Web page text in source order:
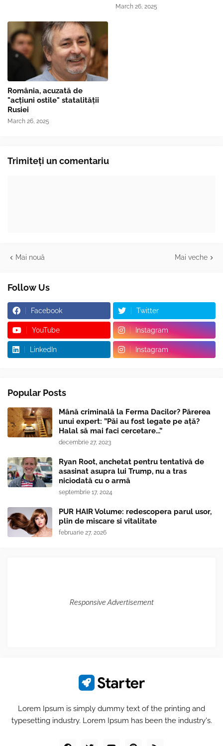
March 26, 2025
România, acuzată de
"acțiuni ostile" statalității
Rusiei
March 26, 2025
Trimiteți un comentariu
Mai nouă Mai veche
Follow Us
Facebook Twitter
YouTube Instagram
LinkedIn Instagram
Popular Posts
Mână criminală la Ferma Dacilor? Părerea
unui expert: ”Păi au fost legate pe ață?
Halal să mai faci cercetare...”
decembrie 27, 2023
Ryan Root, anchetat pentru tentativă de
asasinat asupra lui Trump, nu a tras
niciodată cu o armă
septembrie 17, 2024
PUR HAIR Volume: redescopera parul usor,
plin de miscare si vitalitate
februarie 27, 2026
Responsive Advertisement
Lorem Ipsum is simply dummy text of the printing and
typesetting industry. Lorem Ipsum has been the industry's.